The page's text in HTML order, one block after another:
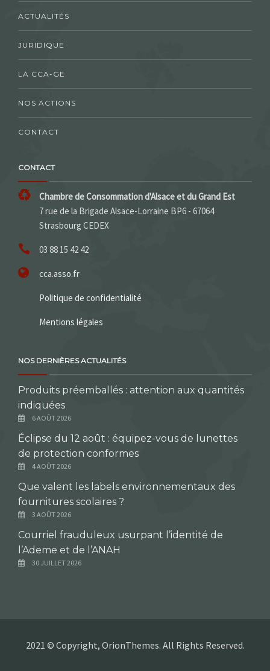
ACTUALITÉS
JURIDIQUE
LA CCA-GE
NOS ACTIONS
CONTACT
CONTACT
Chambre de Consommation d'Alsace et du Grand Est
7 rue de la Brigade Alsace-Lorraine BP6 - 67064
Strasbourg CEDEX
03 88 15 42 42
cca.asso.fr
Politique de confidentialité
Mentions légales
NOS DERNIÈRES ACTUALITÉS
Produits préemballés : attention aux quantités
indiquées
6 AOÛT 2026
Éclipse du 12 août : équipez-vous de lunettes
de protection conformes
4 AOÛT 2026
Que valent les labels environnementaux des
fournitures scolaires ?
3 AOÛT 2026
Courriel frauduleux usurpant l’identité de
l’Ademe et de l’ANAH
30 JUILLET 2026
2021 © Copyright, OrionThemes. All Rights Reserved.